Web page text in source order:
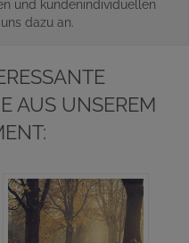
und kundenindividuellen
dazu an.
AUS UNSEREM